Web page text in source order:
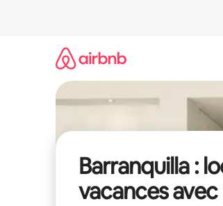
Barranquilla :
vacances